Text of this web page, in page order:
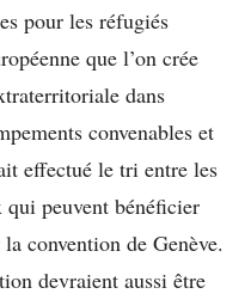
pour les réfugiés
que l’on crée
dans
convenables et
effectué le tri entre les
peuvent bénéficier
convention de Genève.
devraient aussi être